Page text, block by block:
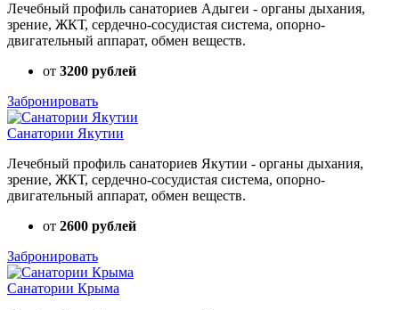
Лечебный профиль санаториев Адыгеи - органы дыхания,
зрение, ЖКТ, сердечно-сосудистая система, опорно-
двигательный аппарат, обмен веществ.
от 3200 рублей
Забронировать
Санатории Якутии
Лечебный профиль санаториев Якутии - органы дыхания,
зрение, ЖКТ, сердечно-сосудистая система, опорно-
двигательный аппарат, обмен веществ.
от 2600 рублей
Забронировать
Санатории Крыма